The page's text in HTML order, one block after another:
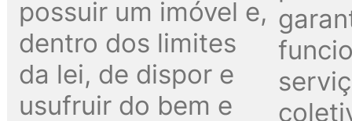
possuir um imóvel e,
dentro dos limites
da lei, de dispor e
usufruir do bem e